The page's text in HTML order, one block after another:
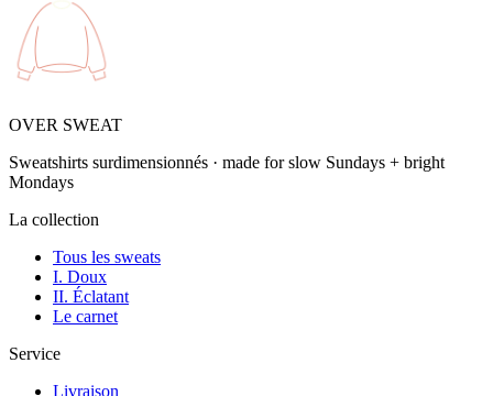
OVER SWEAT
Sweatshirts surdimensionnés · made for slow Sundays + bright
Mondays
La collection
Tous les sweats
I. Doux
II. Éclatant
Le carnet
Service
Livraison